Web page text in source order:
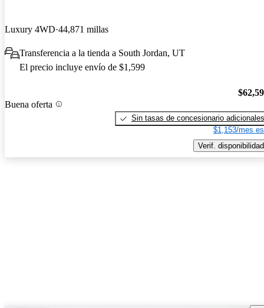
Luxury 4WD 44,871 millas
Transferencia a la tienda a South Jordan, UT
El precio incluye envío de $1,599
Buena oferta
Sin tasas de concesionario adicionales
$1,153/mes
Verif. disponibilidad